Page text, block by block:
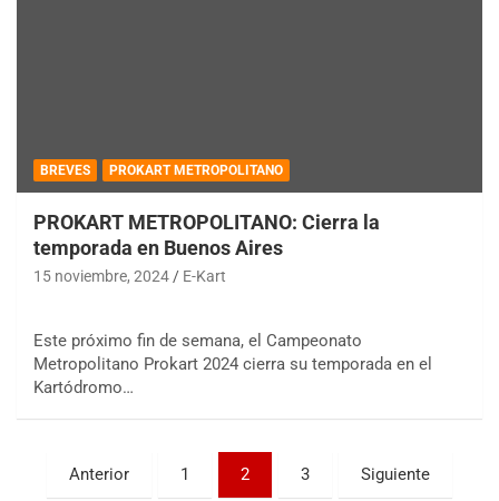
BREVES PROKART METROPOLITANO
PROKART METROPOLITANO: Cierra la
temporada en Buenos Aires
15 noviembre, 2024 E-Kart
Este próximo fin de semana, el Campeonato
Metropolitano Prokart 2024 cierra su temporada en el
Kartódromo…
Paginación
Anterior 1 2 3 Siguiente
COBERTURA ESPECIAL DE E-KART.COM.AR
08/09-AGO
Ramiro Tot (Asfalto)
Baradero (Buenos Aires)
KDO - F6
ENTRERRIANO - F6 (POSTERGADA)